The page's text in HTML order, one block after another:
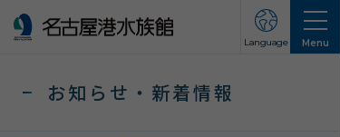
Menu
Language
お知らせ・新着情報